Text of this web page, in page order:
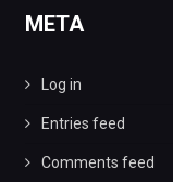
META
Log in
Entries feed
Comments feed